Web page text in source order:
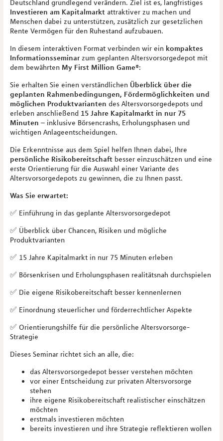
Deutschland grundlegend verändern. Ziel ist es, langfristiges
Investieren am Kapitalmarkt attraktiver zu machen und
Menschen dabei zu unterstützen, zusätzlich zur gesetzlichen
Rente Vermögen für den Ruhestand aufzubauen.
In diesem interaktiven Format verbinden wir ein kompaktes
Informationsseminar zum geplanten Altersvorsorgedepot mit
dem bewährten My First Million Game®:
Sie erhalten Sie einen verständlichen Überblick über die
geplanten Rahmenbedingungen, Fördermöglichkeiten und
möglichen Produktvarianten des Altersvorsorgedepots und
erleben anschließend 15 Jahre Kapitalmarkt in nur 75
Minuten – inklusive Börsencrashs, Erholungsphasen und
wichtigen Anlageentscheidungen.
Die Erkenntnisse aus dem Spiel helfen Ihnen dabei, Ihre
persönliche Risikobereitschaft besser einzuschätzen und eine
erste Orientierung für die Auswahl einer Variante des
Altersvorsorgedepots zu gewinnen, die zu Ihnen passt.
Was Sie erwartet:
✅ Einführung in das geplante Altersvorsorgedepot
✅ Überblick über Chancen, Risiken und mögliche
Produktvarianten
✅ 15 Jahre Kapitalmarkt in nur 75 Minuten erleben
✅ Börsenkrisen und Erholungsphasen realitätsnah durchspielen
✅ Die eigene Risikobereitschaft besser kennenlernen
✅ Einordnung steuerlicher und förderrechtlicher Aspekte
✅ Orientierungshilfe für die persönliche Altersvorsorge-
Strategie
Dieses Seminar richtet sich an alle, die:
das Altersvorsorgedepot besser verstehen möchten
vor einer Entscheidung zur privaten Altersvorsorge
stehen
ihre eigene Risikobereitschaft realistischer einschätzen
möchten
erstmals investieren möchten
bereits investieren und ihre Strategie reflektieren wollen